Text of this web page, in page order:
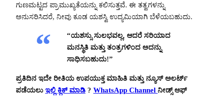
ಗುಣಮಟ್ಟದ ಪ್ರಾಮುಖ್ಯತೆಯನ್ನು ಕಲಿಸುತ್ತವೆ. ಈ ತತ್ವಗಳನ್ನು
ಅನುಸರಿಸಿದರೆ, ನೀವು ಕೂಡ ಯಶಸ್ವಿ ಉದ್ಯಮಿಯಾಗಿ ಬೆಳೆಯಬಹುದು.
“ಯಶಸ್ಸು ಸುಲಭವಲ್ಲ, ಆದರೆ ಸರಿಯಾದ
ಮನಸ್ಥಿತಿ ಮತ್ತು ತಂತ್ರಗಳಿಂದ ಅದನ್ನು
ಸಾಧಿಸಬಹುದು!”
ಪ್ರತಿದಿನ ಇದೇ ರೀತಿಯ ಉಪಯುಕ್ತ ಮಾಹಿತಿ ಮತ್ತು ನ್ಯೂಸ್ ಅಲರ್ಟ್
ಪಡೆಯಲು ಇಲ್ಲಿ ಕ್ಲಿಕ್ ಮಾಡಿ ? WhatsApp Channel ನೀಡ್ಸ್ ಆಫ್